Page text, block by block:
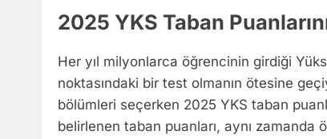
2025 YKS Taban
Her yıl milyonlarca öğrencinin girdiği
noktasındaki bir test olmanın ötesine
bölümleri seçerken 2025 YKS taban
belirlenen taban puanları, aynı